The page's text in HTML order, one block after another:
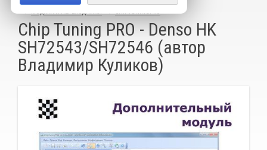
КАТАЛОГ ТОВАРОВ
ОБОРУДОВАНИЕ ДЛЯ ЧИП-ТЮНИНГА
Chip Tuning PRO - Denso HK
SH72543/SH72546 (автор
Владимир Куликов)